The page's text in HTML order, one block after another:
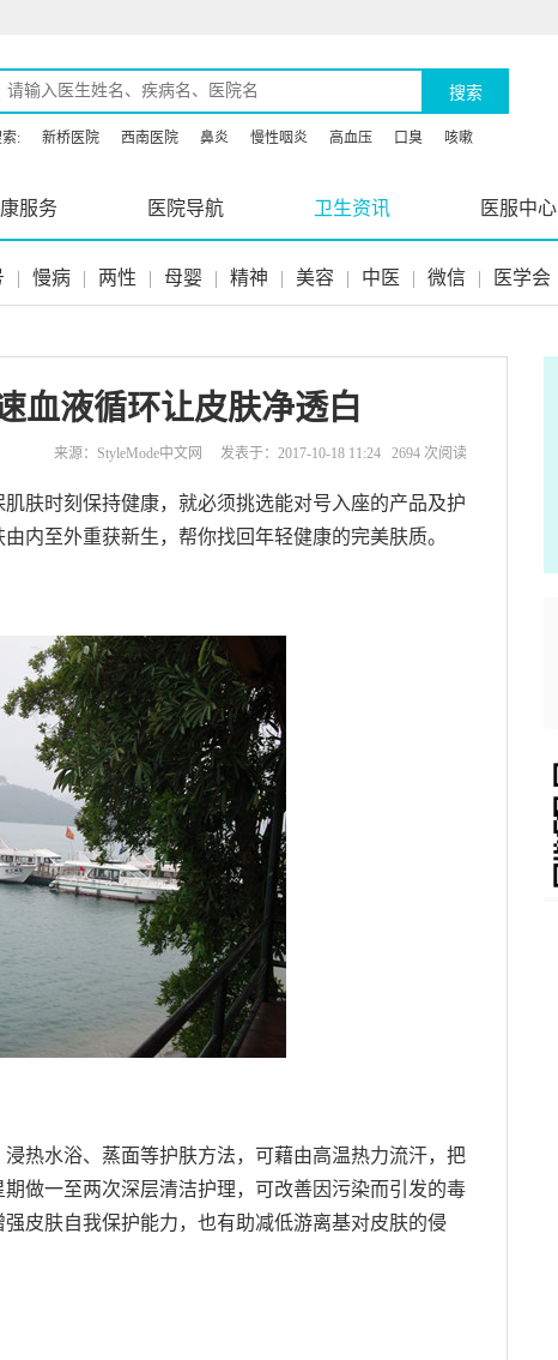
搜索
: 新桥医院 西南医院 鼻炎 慢性咽炎 高血压 口臭 咳嗽
服务 医院导航 卫生资讯 医服中心
| 慢病 | 两性 | 母婴 | 精神 | 美容 | 中医 | 微信 | 医学会
血液循环让皮肤净透白
来源：StyleMode中文网 发表于：2017-10-18 11:24 2694 次阅读
肤时刻保持健康，就必须挑选能对号入座的产品及护
内至外重获新生，帮你找回年轻健康的完美肤质。
水浴、蒸面等护肤方法，可藉由高温热力流汗，把
做一至两次深层清洁护理，可改善因污染而引发的毒
皮肤自我保护能力，也有助减低游离基对皮肤的侵